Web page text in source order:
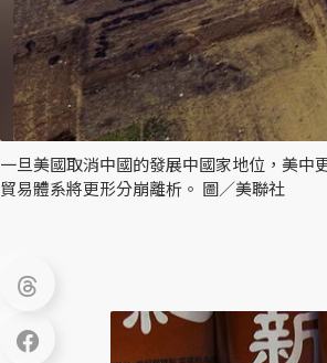
一旦美國取消中國的發展中國家地位，美中
貿易體系將更形分崩離析。 圖／美聯社